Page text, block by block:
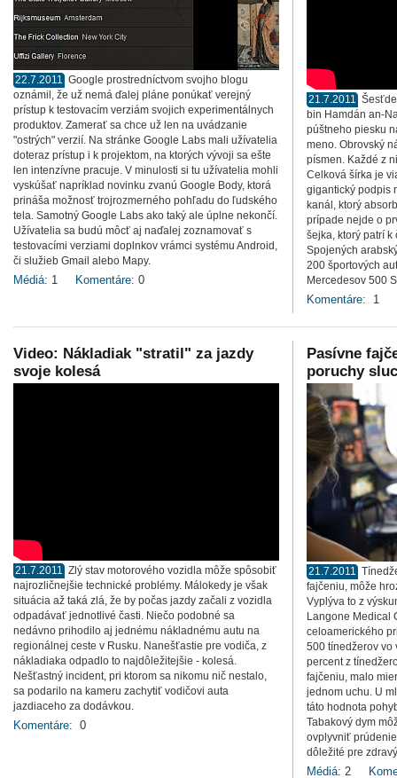
22.7.2011 Google prostredníctvom svojho blogu
oznámil, že už nemá ďalej pláne ponúkať verejný
prístup k testovacím verziám svojich experimentálnych
produktov. Zamerať sa chce už len na uvádzanie
"ostrých" verzií. Na stránke Google Labs mali užívatelia
doteraz prístup i k projektom, na ktorých vývoji sa ešte
len intenzívne pracuje. V minulosti si tu užívatelia mohli
vyskúšať napríklad novinku zvanú Google Body, ktorá
prináša možnosť trojrozmerného pohľadu do ľudského
tela. Samotný Google Labs ako taký ale úplne nekončí.
Užívatelia sa budú môcť aj naďalej zoznamovať s
testovacími verziami doplnkov vrámci systému Android,
či služieb Gmail alebo Mapy.
Médiá: 1 Komentáre: 0
21.7.2011
bin Hamdán an-
púštneho piesku
meno. Obrovský
písmen. Každé z
Celková šírka je
gigantický podpis
kanál, ktorý
prípade nejde o
šejka, ktorý patrí
Spojených
200 športových
Mercedesov 500
Komentáre: 1
Video: Nákladiak "stratil" za jazdy
svoje kolesá
21.7.2011 Zlý stav motorového vozidla môže spôsobiť
najrozličnejšie technické problémy. Málokedy je však
situácia až taká zlá, že by počas jazdy začali z vozidla
odpadávať jednotlivé časti. Niečo podobné sa
nedávno prihodilo aj jednému nákladnému autu na
regionálnej ceste v Rusku. Nanešťastie pre vodiča, z
nákladiaka odpadlo to najdôležitejšie - kolesá.
Nešťastný incident, pri ktorom sa nikomu nič nestalo,
sa podarilo na kameru zachytiť vodičovi auta
jazdiaceho za dodávkou.
Komentáre: 0
Pasívne
poruchy
21.7.2011
fajčeniu, môže
Vyplýva to z
Langone Medical
celoamerického
500 tínedžerov vo
percent z
fajčeniu, malo
jednom uchu. U
táto hodnota
Tabakový dym
ovplyvniť
dôležité pre
Médiá: 2